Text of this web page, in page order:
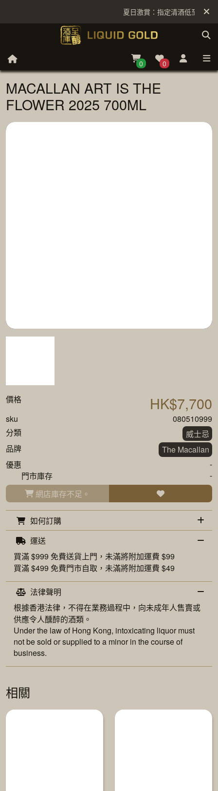
夏日激賞：指定清酒低至6折
0 0
MACALLAN ART IS THE
FLOWER 2025 700ML
價格 HK$7,700
sku
080510999
分類
威士忌
品牌
The Macallan
優惠
-
門市庫存
-
網店庫存不足。
如何訂購
運送
買滿 $999 免費送貨上門 ，未滿將附加運費 $99
買滿 $499 免費門市自取 ，未滿將附加運費 $49
法律聲明
根據香港法律，不得在業務過程中，向未成年人售賣或
供應令人醺醉的酒類。
Under the law of Hong Kong, intoxicating liquor must
not be sold or supplied to a minor in the course of
business.
相關